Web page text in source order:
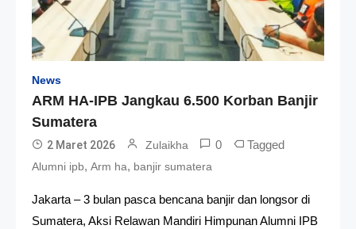
News
ARM HA-IPB Jangkau 6.500 Korban Banjir
Sumatera
2 Maret 2026 Zulaikha 0 Tagged
Alumni ipb, Arm ha, banjir sumatera
Jakarta – 3 bulan pasca bencana banjir dan longsor di
Sumatera, Aksi Relawan Mandiri Himpunan Alumni IPB